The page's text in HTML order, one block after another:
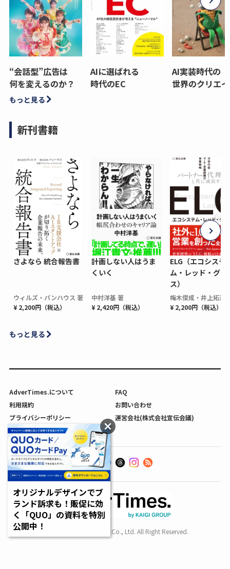
“会話型”広告は
何を変えるのか？
AIに選ばれる
時代のEC
AI実装時代の
世界のクリエ
もっと見る
新刊書籍
さよなら 統合報告書
ウィルズ・パンハウス 著
¥ 2,200円（税込）
計画しない人はうま
くいく
中村洋基 著
¥ 2,420円（税込）
ELG（エコシステ
ム・レッド・グロ
ス）
梅木俊成・井上拓海
¥ 2,200円（税込）
もっと見る
AdverTimes.について
FAQ
利用規約
お問い合わせ
プライバシーポリシー
運営会社(株式会社宣伝会議)
利用者情報の外部送信について
Copyright SENDENKAIGI Co., Ltd. All Right Reserved.
オリジナルデザインでブ
ランド訴求も！販促に効
く「QUO」の資料を特別
公開中！